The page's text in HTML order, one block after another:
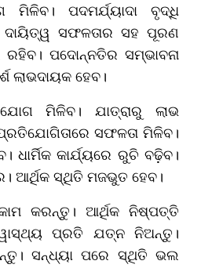
ମିଳିବ। ପଦମର୍ଯ୍ୟାଦା ବୃଦ୍ଧି
ଦାୟିତ୍ୱ ସଫଳତାର ସହ ପୂରଣ
ପଦୋନ୍ନତିର ସମ୍ଭାବନା
ଲାଭଦାୟକ ହେବ।
ମିଳିବ। ଯାତ୍ରାରୁ ଲାଭ
ସଫଳତା ମିଳିବ।
ଧାର୍ମିକ କାର୍ଯ୍ୟରେ ରୁଚି ବଢ଼ିବ।
ଆର୍ଥିକ ସ୍ଥିତି ମଜଭୁତ ହେବ।
କରନ୍ତୁ। ଆର୍ଥିକ ନିଷ୍ପତ୍ତି
ପ୍ରତି ଯତ୍ନ ନିଅନ୍ତୁ।
ସନ୍ଧ୍ୟା ପରେ ସ୍ଥିତି ଭଲ